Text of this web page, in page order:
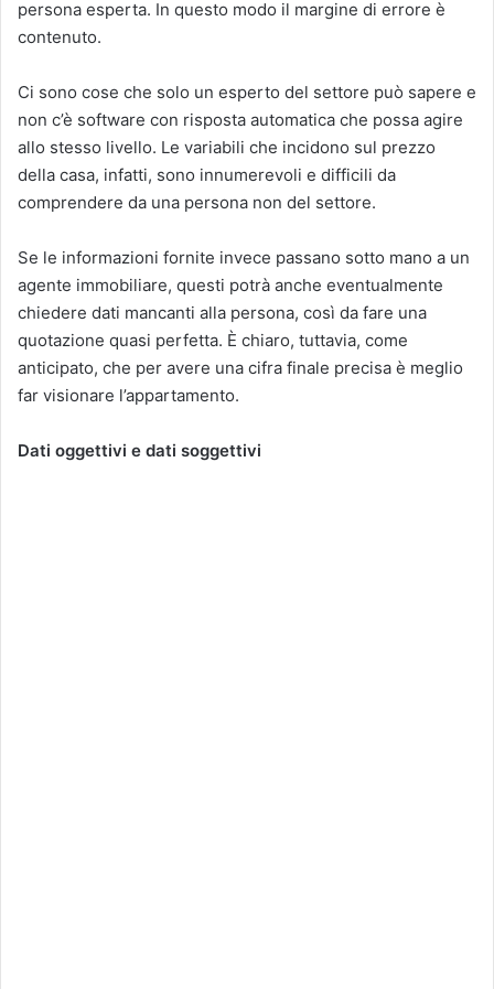
persona esperta. In questo modo il margine di errore è
contenuto.
Ci sono cose che solo un esperto del settore può sapere e
non c’è software con risposta automatica che possa agire
allo stesso livello. Le variabili che incidono sul prezzo
della casa, infatti, sono innumerevoli e difficili da
comprendere da una persona non del settore.
Se le informazioni fornite invece passano sotto mano a un
agente immobiliare, questi potrà anche eventualmente
chiedere dati mancanti alla persona, così da fare una
quotazione quasi perfetta. È chiaro, tuttavia, come
anticipato, che per avere una cifra finale precisa è meglio
far visionare l’appartamento.
Dati oggettivi e dati soggettivi